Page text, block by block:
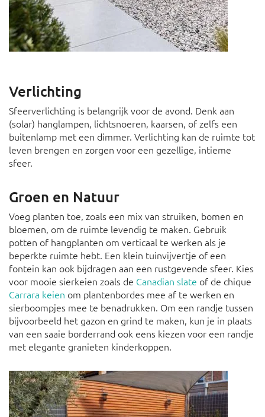
Verlichting
Sfeerverlichting is belangrijk voor de avond. Denk aan
(solar) hanglampen, lichtsnoeren, kaarsen, of zelfs een
buitenlamp met een dimmer. Verlichting kan de ruimte tot
leven brengen en zorgen voor een gezellige, intieme
sfeer.
Groen en Natuur
Voeg planten toe, zoals een mix van struiken, bomen en
bloemen, om de ruimte levendig te maken. Gebruik
potten of hangplanten om verticaal te werken als je
beperkte ruimte hebt. Een klein tuinvijvertje of een
fontein kan ook bijdragen aan een rustgevende sfeer. Kies
voor mooie sierkeien zoals de Canadian slate of de chique
Carrara keien om plantenbordes mee af te werken en
sierboompjes mee te benadrukken. Om een randje tussen
bijvoorbeeld het gazon en grind te maken, kun je in plaats
van een saaie borderrand ook eens kiezen voor een randje
met elegante granieten kinderkoppen.